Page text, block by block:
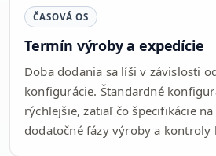
ČASOVÁ OS
Termín výroby a expedície
Doba dodania sa líši v závislosti
konfigurácie. Štandardné
rýchlejšie, zatiaľ čo špecifikácie
dodatočné fázy výroby a kontroly